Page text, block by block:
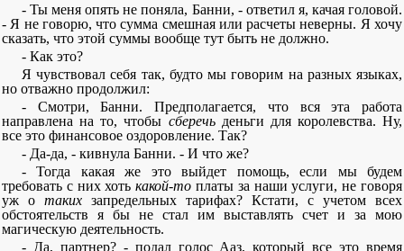
- Ты меня опять не поняла, Банни, - ответил я, качая головой.
- Я не говорю, что сумма смешная или расчеты неверны. Я хочу
сказать, что этой суммы вообще тут быть не должно.
- Как это?
Я чувствовал себя так, будто мы говорим на разных языках,
но отважно продолжил:
- Смотри, Банни. Предполагается, что вся эта работа
направлена на то, чтобы сберечьденьги для королевства. Ну,
все это финансовое оздоровление. Так?
- Да-да, - кивнула Банни. - И что же?
- Тогда какая же это выйдет помощь, если мы будем
требовать с них хотькакой-то платы за наши услуги, не говоря
уж о таких запредельных тарифах? Кстати, с учетом всех
обстоятельств я бы не стал им выставлять счет и за мою
магическую деятельность.
- Да, партнер? - подал голос Ааз, который все это время